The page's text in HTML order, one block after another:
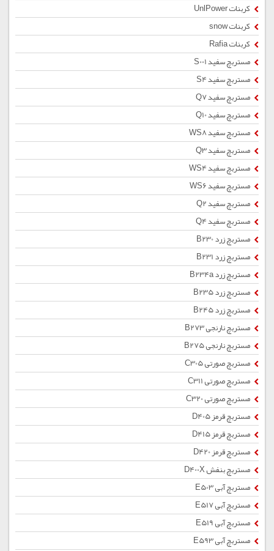
کربنات UnlPower
کربنات snow
کربنات Rafia
مستربچ سفید S001
مستربچ سفید S4
مستربچ سفید Q7
مستربچ سفید Q10
مستربچ سفید WS8
مستربچ سفید Q3
مستربچ سفید WS4
مستربچ سفید WS6
مستربچ سفید Q2
مستربچ سفید Q4
مستربچ زرد B230
مستربچ زرد B231
مستربچ زرد B234a
مستربچ زرد B235
مستربچ زرد B245
مستربچ نارنجی B273
مستربچ نارنجی B275
مستربچ صورتی C305
مستربچ صورتی C311
مستربچ صورتی C320
مستربچ قرمز D405
مستربچ قرمز D415
مستربچ قرمز D420
مستربچ بنفش D400X
مستربچ آبی E503
مستربچ آبی E517
مستربچ آبی E519
مستربچ آبی E593